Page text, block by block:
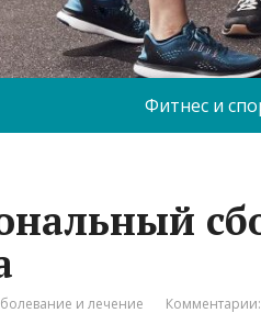
Фитнес и
и лечение